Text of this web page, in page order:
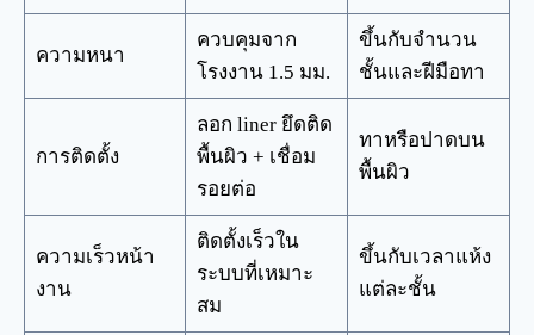
ความหนา
ควบคุมจาก
โรงงาน 1.5 มม.
ขึ้นกับจำนวน
ชั้นและฝีมือทา
การติดตั้ง
ลอก liner ยึดติด
พื้นผิว + เชื่อม
รอยต่อ
ทาหรือปาดบน
พื้นผิว
ความเร็วหน้า
งาน
ติดตั้งเร็วใน
ระบบที่เหมาะ
สม
ขึ้นกับเวลาแห้ง
แต่ละชั้น